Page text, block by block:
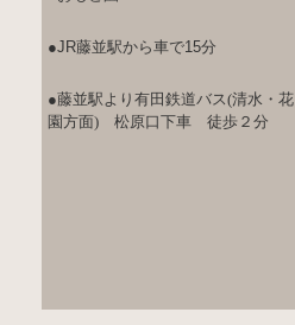
●JR藤並駅から車で15分
●藤並駅より有田鉄道バス(清水・花
園方面)
松原口下車 徒歩２分